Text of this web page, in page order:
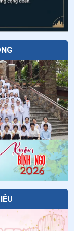
và các bạn
lô-mê-ô Ba-
si
ri-a Cô-mi-ê
ê-ti
ta